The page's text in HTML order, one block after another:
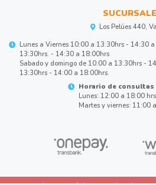
Los Pelúes 440,
Lunes a Viernes 10:00 a 13:30hrs - 14:30
13:30hrs. - 14:30 a 18:00hrs
Sabado y domingo de 10:00 a 13:30hrs -
13:30hrs - 14:00 a 18:00hrs.
Horario de
Lunes: 12:00 a 18:00
Martes y viernes: 11:00